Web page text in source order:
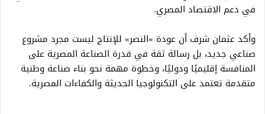
في دعم الاقتصاد المصري.
وأكد عثمان شرف أن عودة «النصر» للإنتاج ليست مجرد مشروع
صناعي جديد، بل رسالة ثقة في قدرة الصناعة المصرية على
المنافسة إقليميًا ودوليًا، وخطوة مهمة نحو بناء صناعة وطنية
متقدمة تعتمد على التكنولوجيا الحديثة والكفاءات المصرية.